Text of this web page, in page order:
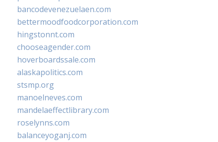
bancodevenezuelaen.com
bettermoodfoodcorporation.com
hingstonnt.com
chooseagender.com
hoverboardssale.com
alaskapolitics.com
stsmp.org
manoelneves.com
mandelaeffectlibrary.com
roselynns.com
balanceyoganj.com